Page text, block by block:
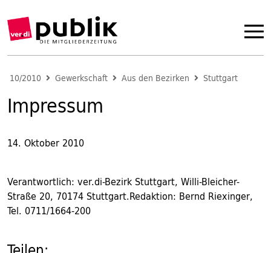
10/2010 Gewerkschaft Aus den Bezirken Stuttgart
Impressum
14. Oktober 2010
Verantwortlich: ver.di-Bezirk Stuttgart, Willi-Bleicher-
Straße 20, 70174 Stuttgart.Redaktion: Bernd Riexinger,
Tel. 0711/1664-200